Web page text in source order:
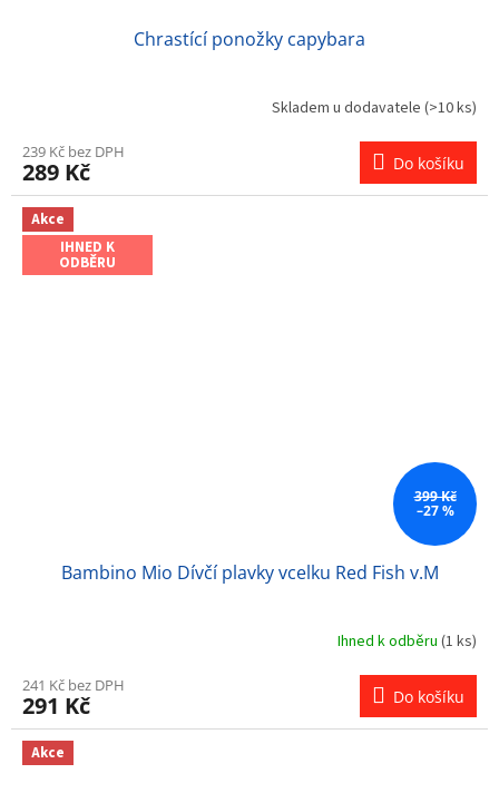
Chrastící ponožky capybara
Skladem u dodavatele (>10 ks)
239 Kč bez DPH
289 Kč Do košíku
Akce
IHNED K
ODBĚRU
399 Kč
–27 %
Bambino Mio Dívčí plavky vcelku Red Fish v.M
Ihned k odběru (1 ks)
241 Kč bez DPH
291 Kč Do košíku
Akce